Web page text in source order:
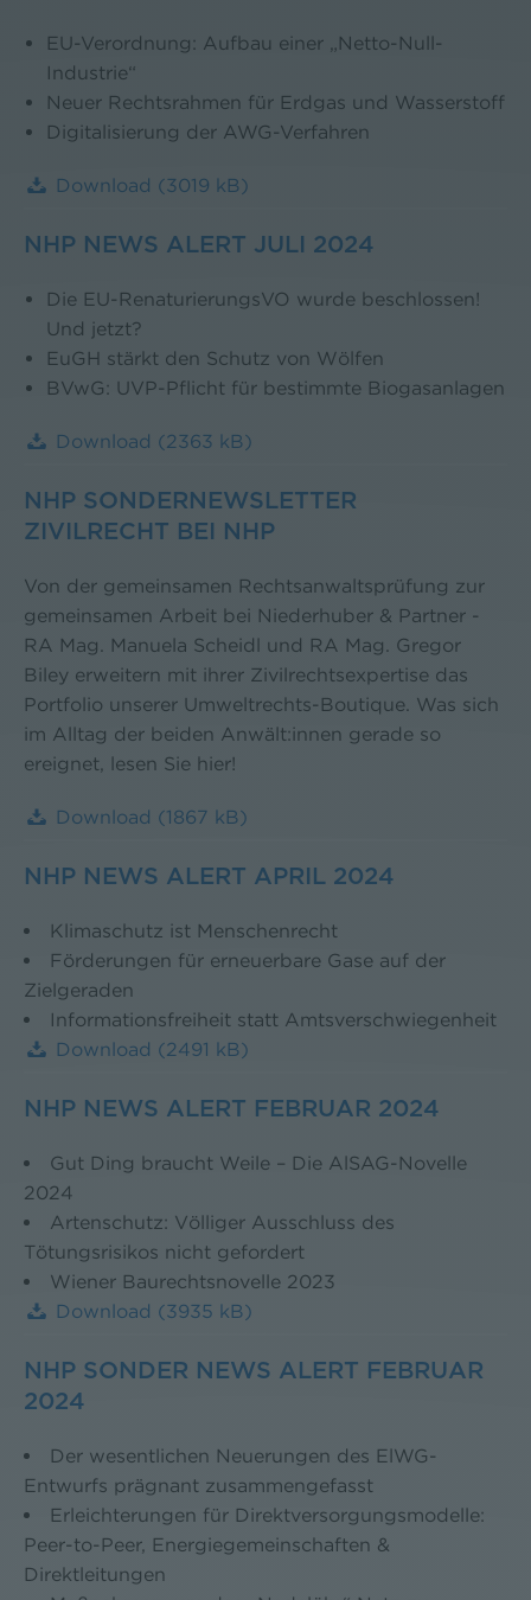
EU-Verordnung: Aufbau einer „Netto-Null-
Industrie“
Neuer Rechtsrahmen für Erdgas und Wasserstoff
Digitalisierung der AWG-Verfahren
Download (3019 kB)
NHP NEWS ALERT JULI 2024
Die EU-RenaturierungsVO wurde beschlossen!
Und jetzt?
EuGH stärkt den Schutz von Wölfen
BVwG: UVP-Pflicht für bestimmte Biogasanlagen
Download (2363 kB)
NHP SONDERNEWSLETTER
ZIVILRECHT BEI NHP
Von der gemeinsamen Rechtsanwaltsprüfung zur
gemeinsamen Arbeit bei Niederhuber & Partner -
RA Mag. Manuela Scheidl und RA Mag. Gregor
Biley erweitern mit ihrer Zivilrechtsexpertise das
Portfolio unserer Umweltrechts-Boutique. Was sich
im Alltag der beiden Anwält:innen gerade so
ereignet, lesen Sie hier!
Download (1867 kB)
NHP NEWS ALERT APRIL 2024
Klimaschutz ist Menschenrecht
Förderungen für erneuerbare Gase auf der
Zielgeraden
Informationsfreiheit statt Amtsverschwiegenheit
Download (2491 kB)
NHP NEWS ALERT FEBRUAR 2024
Gut Ding braucht Weile – Die AlSAG-Novelle
2024
Artenschutz: Völliger Ausschluss des
Tötungsrisikos nicht gefordert
Wiener Baurechtsnovelle 2023
Download (3935 kB)
NHP SONDER NEWS ALERT FEBRUAR
2024
Der wesentlichen Neuerungen des ElWG-
Entwurfs prägnant zusammengefasst
Erleichterungen für Direktversorgungsmodelle:
Peer-to-Peer, Energiegemeinschaften &
Direktleitungen